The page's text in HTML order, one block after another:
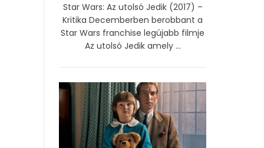
Star Wars: Az utolsó Jedik (2017) –
Kritika Decemberben berobbant a
Star Wars franchise legújabb filmje
Az utolsó Jedik amely ...